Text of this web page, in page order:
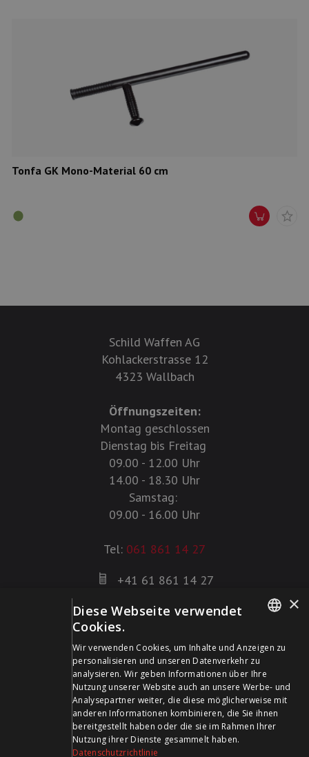
Tonfa GK Mono-Material 60 cm
Schild Waffen AG
Kohlackerstrasse 12
4323 Wallbach
Öffnungszeiten:
Montag geschlossen
Dienstag bis Freitag
09.00 - 12.00 Uhr
14.00 - 18.30 Uhr
Samstag:
09.00 - 16.00 Uhr
Tel: 061 861 14 27
+41 61 861 14 27
info@schildwaffen.ch
Zahlungsmittel
Besuchen Sie uns in den Sozialen Medien und bleiben Sie
FRENCH
×
Diese Webseite verwendet
Cookies.
Wir verwenden Cookies, um Inhalte und Anzeigen zu
personalisieren und unseren Datenverkehr zu
analysieren. Wir geben Informationen über Ihre
Nutzung unserer Website auch an unsere Werbe- und
Analysepartner weiter, die diese möglicherweise mit
anderen Informationen kombinieren, die Sie ihnen
bereitgestellt haben oder die sie im Rahmen Ihrer
Nutzung ihrer Dienste gesammelt haben.
Datenschutzrichtlinie